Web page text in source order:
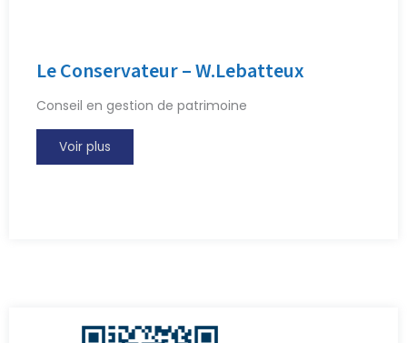
Le Conservateur – W.Lebatteux
Conseil en gestion de patrimoine
Voir plus